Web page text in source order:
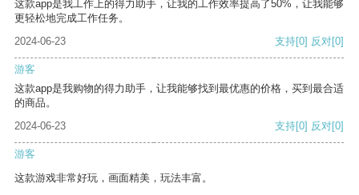
这款app是我工作上的得力助手，让我的工作效率提高了50%，让我能够
更轻松地完成工作任务。
2024-06-23
支持[0] 反对[0]
游客
这款app是我购物的得力助手，让我能够找到最优惠的价格，买到最合适
的商品。
2024-06-23
支持[0] 反对[0]
游客
这款游戏非常好玩，画面精美，玩法丰富。